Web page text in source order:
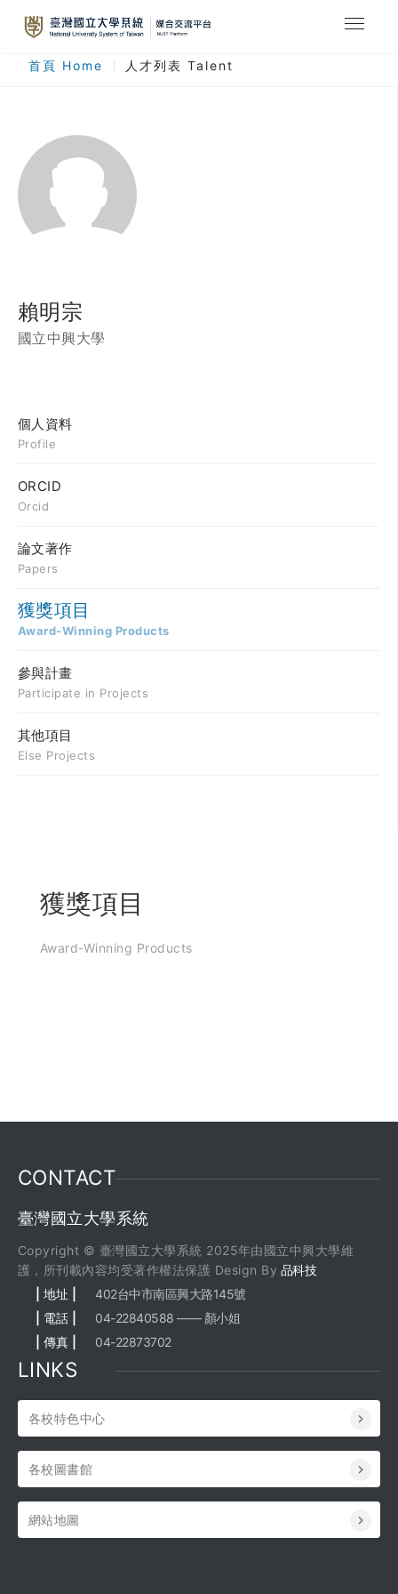
最新消息
人才列表
臺灣國立大學系統
登入
註冊
首頁 Home 人才列表 Talent
賴明宗
國立中興大學
個人資料
Profile
ORCID
Orcid
論文著作
Papers
獲獎項目
Award-Winning Products
參與計畫
Participate in Projects
其他項目
Else Projects
獲獎項目
Award-Winning Products
CONTACT
臺灣國立大學系統
Copyright © 臺灣國立大學系統 2025年由國立中興大學維
護，所刊載內容均受著作權法保護 Design By 品科技
| 地址 |
402台中市南區興大路145號
| 電話 |
04-22840588 —— 顏小姐
| 傳真 |
04-22873702
LINKS
各校特色中心
各校圖書館
網站地圖